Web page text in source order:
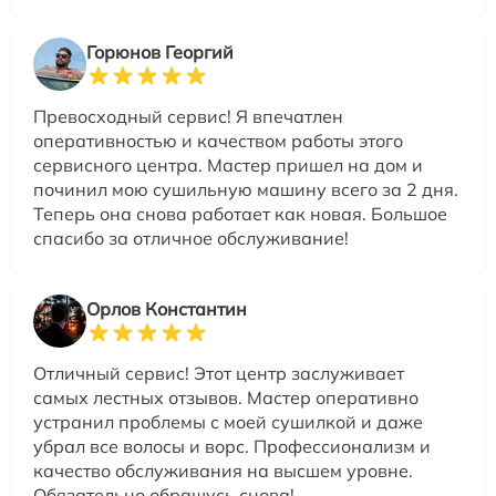
Горюнов Георгий
Превосходный сервис! Я впечатлен
оперативностью и качеством работы этого
сервисного центра. Мастер пришел на дом и
починил мою сушильную машину всего за 2 дня.
Теперь она снова работает как новая. Большое
спасибо за отличное обслуживание!
Орлов Константин
Отличный сервис! Этот центр заслуживает
самых лестных отзывов. Мастер оперативно
устранил проблемы с моей сушилкой и даже
убрал все волосы и ворс. Профессионализм и
качество обслуживания на высшем уровне.